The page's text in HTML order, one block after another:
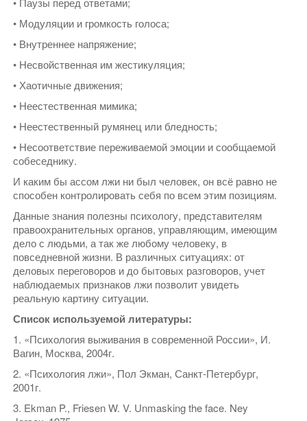
• Модуляции и громкость голоса;
• Внутреннее напряжение;
• Несвойственная им жестикуляция;
• Хаотичные движения;
• Неестественная мимика;
• Неестественный румянец или бледность;
• Несоответствие переживаемой эмоции и сообщаемой
собеседнику.
И каким бы ассом лжи ни был человек, он всё равно не
способен контролировать себя по всем этим позициям.
Данные знания полезны психологу, представителям
правоохранительных органов, управляющим, имеющим
дело с людьми, а так же любому человеку, в
повседневной жизни. В различных ситуациях: от
деловых переговоров и до бытовых разговоров, учет
наблюдаемых признаков лжи позволит увидеть
реальную картину ситуации.
Список используемой литературы:
1. «Психология выживания в современной России», И.
Вагин, Москва, 2004г.
2. «Психология лжи», Пол Экман, Санкт-Петербург,
2001г.
3. Ekman P., Friesen W. V. Unmasking the face. Ney